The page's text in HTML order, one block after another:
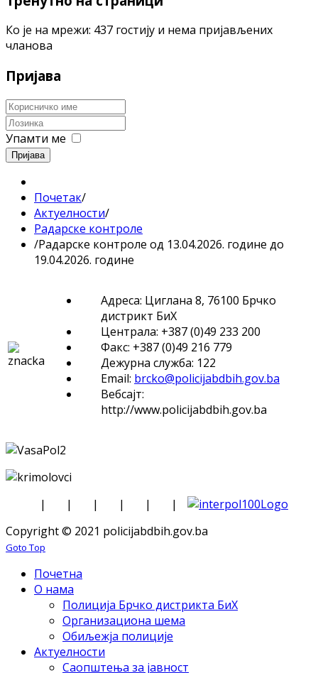
Ко је на мрежи: 437 гостију и нема пријављених
чланова
Пријава
Упамти ме
Пријава
Почетак/
Актуелности/
Радарске контроле
/Радарске контроле од 13.04.2026. године до
19.04.2026. године
Адреса: Циглана 8, 76100 Брчко
дистрикт БиХ
Централа: +387 (0)49 233 200
Факс: +387 (0)49 216 779
Дежурна служба: 122
Email: brcko@policijabdbih.gov.ba
Вебсајт:
http://www.policijabdbih.gov.ba
| | | | |
|
Copyright © 2021 policijabdbih.gov.ba
Goto Top
Почетна
О нама
Полиција Брчко дистрикта БиХ
Организациона шема
Обиљежја полиције
Актуелности
Саопштења за јавност